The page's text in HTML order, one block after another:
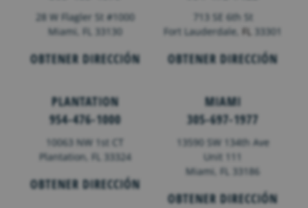
28 W Flagler St #1000
Miami, FL 33130
OBTENER DIRECCIÓN
713 SE 6th St
Fort Lauderdale, FL 33301
OBTENER DIRECCIÓN
PLANTATION
954-476-1000
10063 NW 1st CT
Plantation, FL 33324
OBTENER DIRECCIÓN
MIAMI
305-697-1977
13590 SW 134th Ave
Unit 111
Miami, FL 33186
OBTENER DIRECCIÓN